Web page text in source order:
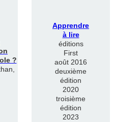
?
Apprendre
à lire
éditions
First
août 2016
deuxième
édition
2020
troisième
édition
2023